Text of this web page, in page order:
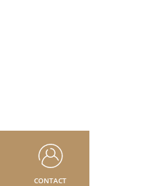
CONTACT